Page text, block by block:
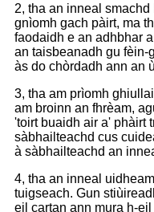
2, tha an inneal
gnìomh gach pàirt, ma
faodaidh e an adhbhar
an taisbeanadh gu fèin-
às do chòrdadh ann an
3, tha am prìomh
am broinn an fhrèam,
'toirt buaidh air a' phàirt
sàbhailteachd cus
à sàbhailteachd an
4, tha an inneal
tuigseach. Gun
eil cartan ann mura h-